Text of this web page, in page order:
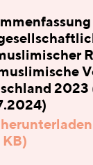
2023